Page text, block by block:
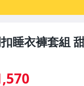
睡衣褲套組